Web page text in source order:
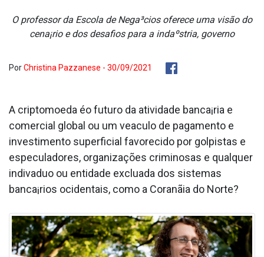
O professor da Escola de Nega³cios oferece uma visão do
cena¡rio e dos desafios para a indaºstria, governo
PorChristina Pazzanese - 30/09/2021
A criptomoeda éo futuro da atividade banca¡ria e
comercial global ou um vea­culo de pagamento e
investimento superficial favorecido por golpistas e
especuladores, organizações criminosas e qualquer
indiva­duo ou entidade exclua­da dos sistemas
banca¡rios ocidentais, como a Coranãia do Norte?